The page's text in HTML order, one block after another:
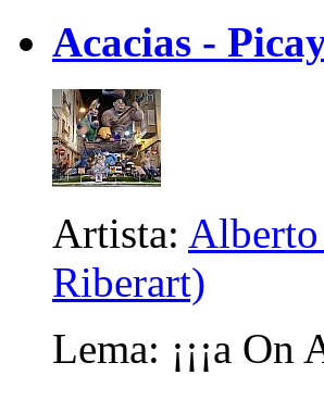
Acacias -
Artista: Alberto
Riberart)
Lema: ¡¡¡a On